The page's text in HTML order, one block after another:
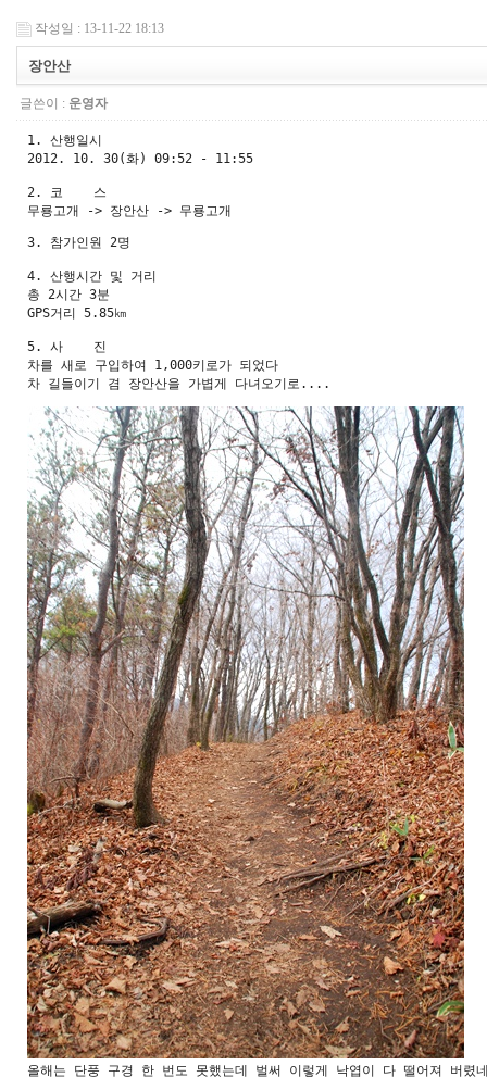
작성일 : 13-11-22 18:13
장안산
글쓴이 : 운영자
1. 산행일시
2012. 10. 30(화) 09:52 - 11:55
2. 코    스
3. 참가인원 2명
4. 산행시간 및 거리
총 2시간 3분
GPS거리 5.85㎞
5. 사    진
차를 새로 구입하여 1,000키로가 되었다
차 길들이기 겸 장안산을 가볍게 다녀오기로....
올해는 단풍 구경 한 번도 못했는데 벌써 이렇게 낙엽이 다 떨어져 버렸